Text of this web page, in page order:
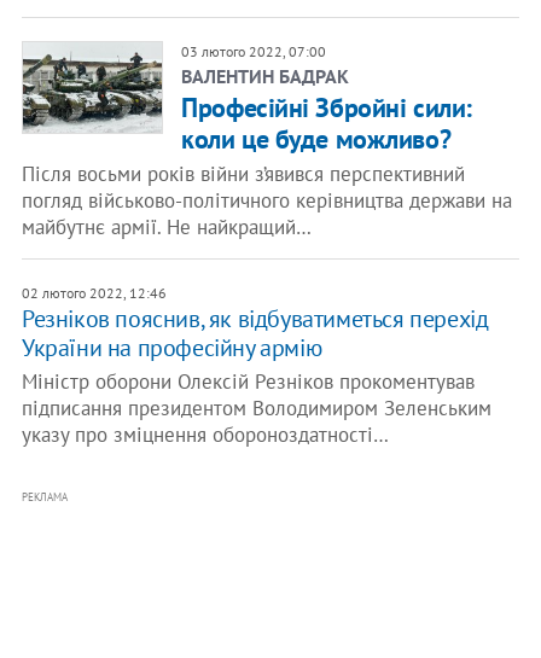
03 лютого 2022, 07:00
ВАЛЕНТИН БАДРАК
Професійні Збройні сили:
коли це буде можливо?
Після восьми років війни з’явився перспективний
погляд військово-політичного керівництва держави на
майбутнє армії. Не найкращий…
02 лютого 2022, 12:46
Резніков пояснив, як відбуватиметься перехід
України на професійну армію
Міністр оборони Олексій Резніков прокоментував
підписання президентом Володимиром Зеленським
указу про зміцнення обороноздатності…
РЕКЛАМА